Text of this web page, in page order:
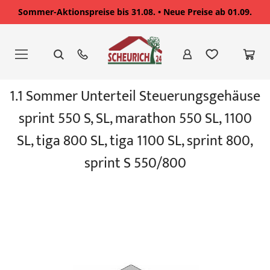
Sommer-Aktionspreise bis 31.08. • Neue Preise ab 01.09.
springen
Ende
Bildgalerie
springen
1.1 Sommer Unterteil Steuerungsgehäuse
sprint 550 S, SL, marathon 550 SL, 1100
SL, tiga 800 SL, tiga 1100 SL, sprint 800,
sprint S 550/800